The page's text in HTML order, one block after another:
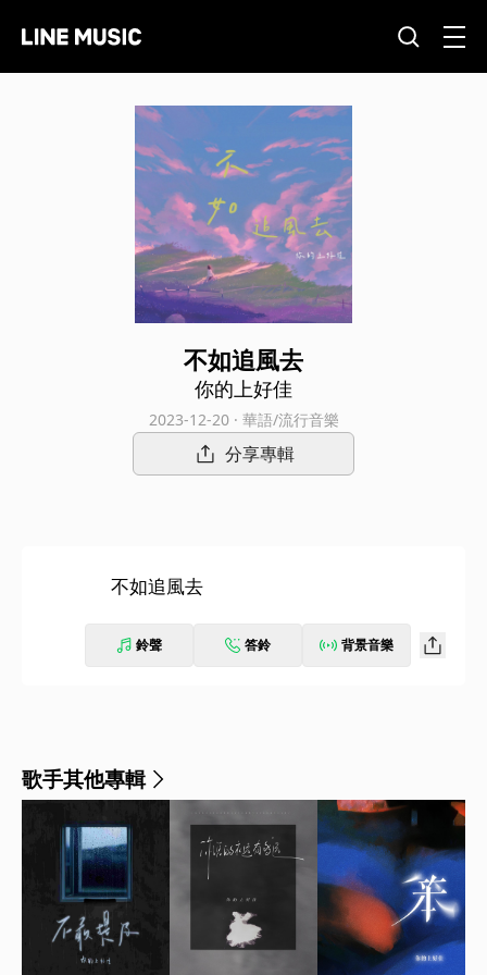
不如追風去
你的上好佳
2023-12-20 · 華語/流行音樂
分享專輯
不如追風去
鈴聲 答鈴 背景音樂
歌手其他專輯